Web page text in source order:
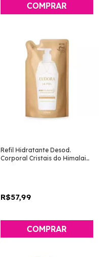
Refil Hidratante Desod.
Corporal Cristais do Himalaia
R$57,99